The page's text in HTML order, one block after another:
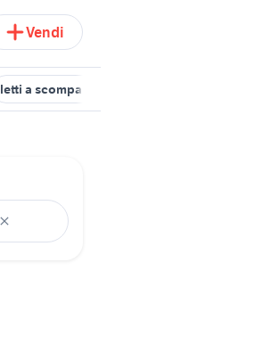
Vendi
letti a scomparsa ikea